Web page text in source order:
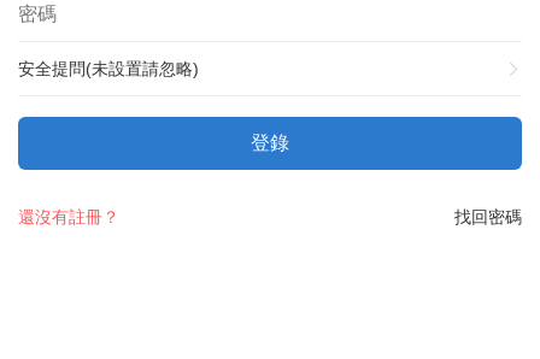
安全提問(未設置請忽略)
登錄
找回密碼
還沒有註冊？